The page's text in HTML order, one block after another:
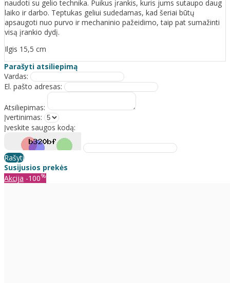
naudoti su gelio technika. Puikus įrankis, kuris jums sutaupo daug
laiko ir darbo. Teptukas geliui sudedamas, kad šeriai būtų
apsaugoti nuo purvo ir mechaninio pažeidimo, taip pat sumažinti
visą įrankio dydį.
Ilgis 15,5 cm
Parašyti atsiliepimą
Vardas:
El. pašto adresas:
Atsiliepimas:
Įvertinimas:
Įveskite saugos kodą:
Rašyti
Susijusios prekės
Akcija -100%